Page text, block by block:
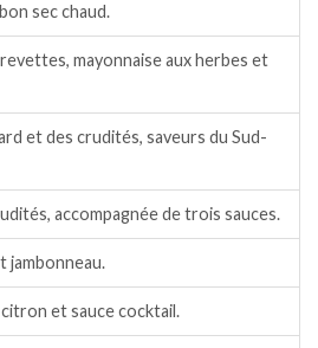
sec chaud.
mayonnaise aux herbes et
et des crudités, saveurs du Sud-
accompagnée de trois sauces.
jambonneau.
et sauce cocktail.